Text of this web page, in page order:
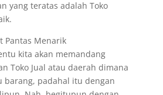
yang teratas adalah Toko
Pantas Menarik
kita akan memandang
Toko Jual atau daerah dimana
barang, padahal itu dengan